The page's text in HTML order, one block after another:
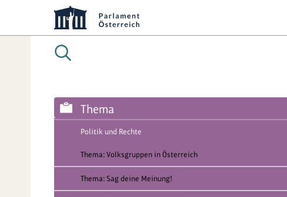
Thema
Politik und Rechte
Thema: Volksgruppen in Österreich
Thema: Sag deine Meinung!